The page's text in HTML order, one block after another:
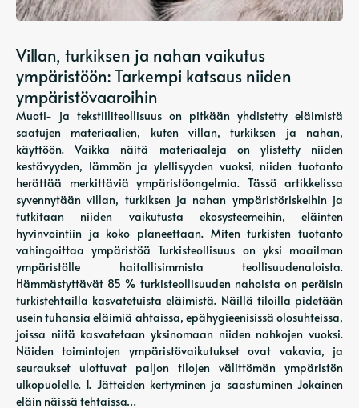
Villan, turkiksen ja nahan vaikutus
ympäristöön: Tarkempi katsaus niiden
ympäristövaaroihin
Muoti- ja tekstiiliteollisuus on pitkään yhdistetty eläimistä
saatujen materiaalien, kuten villan, turkiksen ja nahan,
käyttöön. Vaikka näitä materiaaleja on ylistetty niiden
kestävyyden, lämmön ja ylellisyyden vuoksi, niiden tuotanto
herättää merkittäviä ympäristöongelmia. Tässä artikkelissa
syvennytään villan, turkiksen ja nahan ympäristöriskeihin ja
tutkitaan niiden vaikutusta ekosysteemeihin, eläinten
hyvinvointiin ja koko planeettaan. Miten turkisten tuotanto
vahingoittaa ympäristöä Turkisteollisuus on yksi maailman
ympäristölle haitallisimmista teollisuudenaloista.
Hämmästyttävät 85 % turkisteollisuuden nahoista on peräisin
turkistehtailla kasvatetuista eläimistä. Näillä tiloilla pidetään
usein tuhansia eläimiä ahtaissa, epähygieenisissä olosuhteissa,
joissa niitä kasvatetaan yksinomaan niiden nahkojen vuoksi.
Näiden toimintojen ympäristövaikutukset ovat vakavia, ja
seuraukset ulottuvat paljon tilojen välittömän ympäristön
ulkopuolelle. 1. Jätteiden kertyminen ja saastuminen Jokainen
eläin näissä tehtaissa…